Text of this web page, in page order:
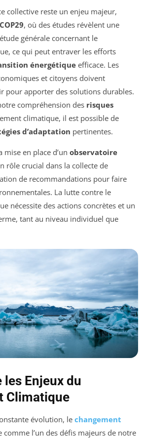
collective reste un enjeu majeur,
COP29, où des études révèlent une
générale concernant le
ce qui peut entraver les efforts
énergétique efficace. Les
et citoyens doivent
pour apporter des solutions durables.
compréhension des risques
climatique, il est possible de
d’adaptation pertinentes.
en place d’un observatoire
rôle crucial dans la collecte de
de recommandations pour faire
La lutte contre le
nécessite des actions concrètes et un
tant au niveau individuel que
Enjeux du
Climatique
évolution, le changement
comme l’un des défis majeurs de notre